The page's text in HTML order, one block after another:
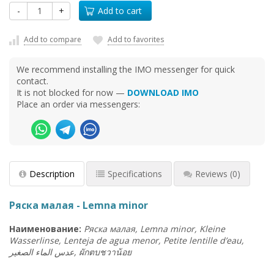
- + Add to cart
Add to compare Add to favorites
We recommend installing the IMO messenger for quick
contact.
It is not blocked for now — DOWNLOAD IMO
Place an order via messengers:
Description Specifications Reviews (0)
Ряска малая - Lemna minor
Наименование: Ряска малая, Lemna minor, Kleine
Wasserlinse, Lenteja de agua menor, Petite lentille d’eau,
عدس الماء الصغير , ผักตบชวาน้อย